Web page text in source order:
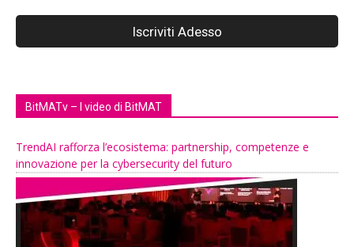
BitMATv – I video di BitMAT
TrendAI rafforza l’ecosistema: partnership, competenze e
innovazione per la cybersecurity del futuro